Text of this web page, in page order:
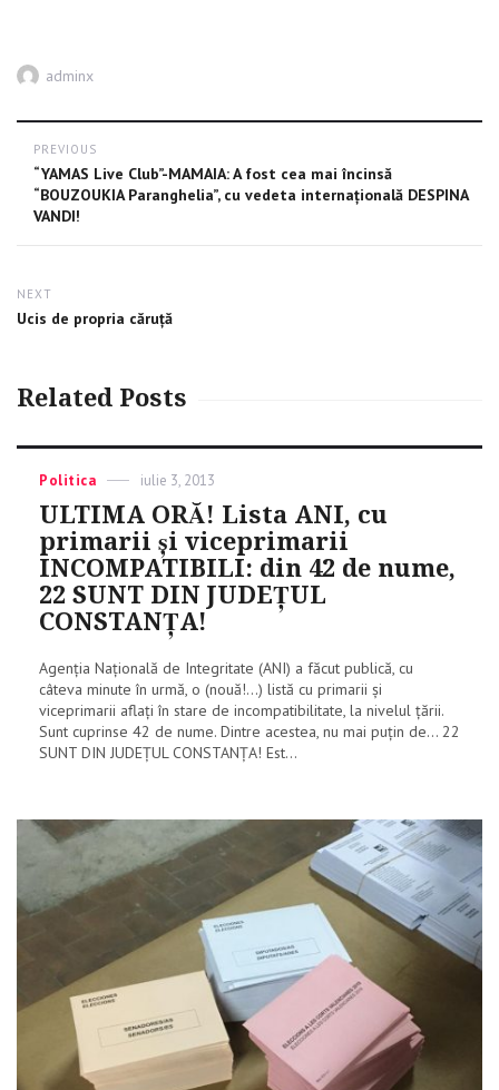
Author
adminx
Post
navigation
PREVIOUS
Previous
post:
“YAMAS Live Club”-MAMAIA: A fost cea mai încinsă
“BOUZOUKIA Paranghelia”, cu vedeta internaţională DESPINA
VANDI!
NEXT
Next
Ucis de propria căruță
Related Posts
Categories
Politica
Posted
iulie 3, 2013
ULTIMA ORĂ! Lista ANI, cu
primarii şi viceprimarii
INCOMPATIBILI: din 42 de nume,
22 SUNT DIN JUDEŢUL
CONSTANŢA!
Agenţia Naţională de Integritate (ANI) a făcut publică, cu
câteva minute în urmă, o (nouă!...) listă cu primarii şi
viceprimarii aflaţi în stare de incompatibilitate, la nivelul ţării.
Sunt cuprinse 42 de nume. Dintre acestea, nu mai puţin de... 22
SUNT DIN JUDEŢUL CONSTANŢA! Est...